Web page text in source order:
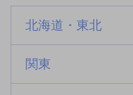
北海道・東北
関東